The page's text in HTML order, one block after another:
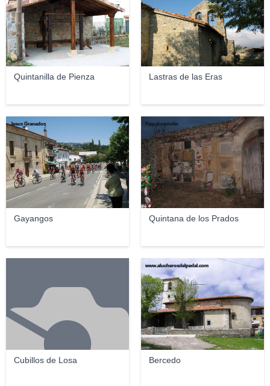
Quintanilla de Pienza Lastras de las Eras
Gayangos
Jesus Granados
Quintana de los Prados
Paquitoantolin
Cubillos de Losa Bercedo
www.alucherosdelpedal.com